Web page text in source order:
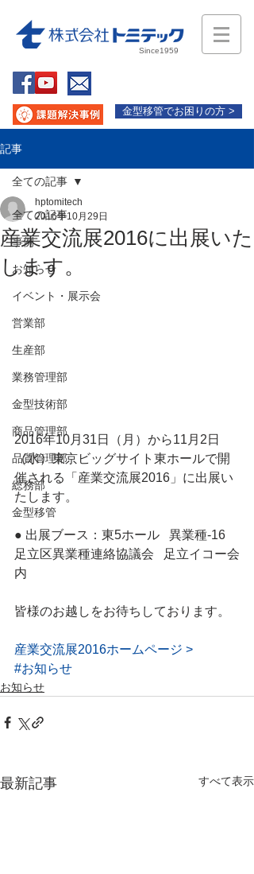
Since1959
金型移管でお困りの方 >
記事
全ての記事
事例
お知らせ
イベント・展示会
営業部
生産部
業務管理部
金型技術部
商品管理部
品質管理部
総務部
金型移管
全ての記事
産業交流展2016に出展いた
します。
hptomitech
2016年10月29日
2016年10月31日（月）から11月2日
（水）東京ビッグサイト東ホールで開
催される「産業交流展2016」に出展い
たします。
● 出展ブース：東5ホール   異業種-16
足立区異業種連絡協議会   足立イコー会
内
皆様のお越しをお待ちしております。
産業交流展2016ホームページ >
#お知らせ
お知らせ
最新記事 すべて表示